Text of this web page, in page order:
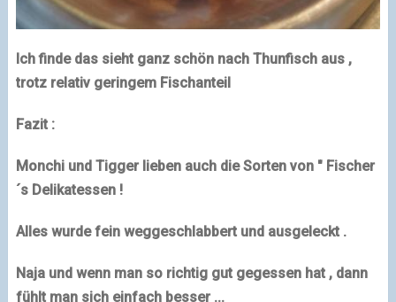
Ich finde das sieht ganz schön nach Thunfisch aus ,
trotz relativ geringem Fischanteil
Fazit :
Monchi und Tigger lieben auch die Sorten von " Fischer
´s Delikatessen !
Alles wurde fein weggeschlabbert und ausgeleckt .
Naja und wenn man so richtig gut gegessen hat , dann
fühlt man sich einfach besser ...